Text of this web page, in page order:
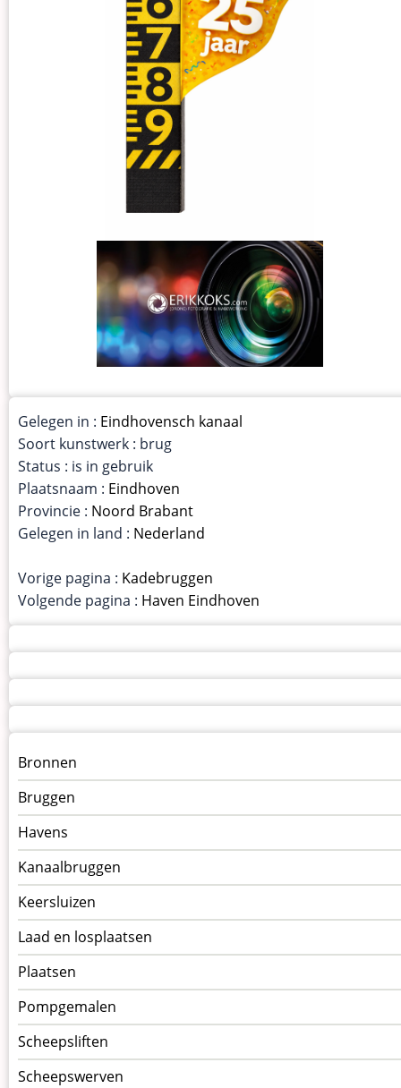
Gelegen in : Eindhovensch kanaal
Soort kunstwerk : brug
Status : is in gebruik
Plaatsnaam : Eindhoven
Provincie : Noord Brabant
Gelegen in land : Nederland
Vorige pagina : Kadebruggen
Volgende pagina : Haven Eindhoven
Menu
kunstwerken
op
kunstwerkpagina
Bronnen
Bruggen
Havens
Kanaalbruggen
Keersluizen
Laad en losplaatsen
Plaatsen
Pompgemalen
Scheepsliften
Scheepswerven